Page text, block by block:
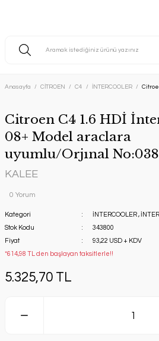
Anasayfa CİTROEN C4 İNTERCOOLER
Citroen C4 1.6 HDİ
08+ Model araclara
uyumlu/Orjınal
KALEE
0 Yorum
Kategori İNTERCOOLER ,
Stok Kodu
343800
Fiyat
93,22 USD + KDV
*614,98 TL den başlayan taksitlerle!!
5.325,70 TL